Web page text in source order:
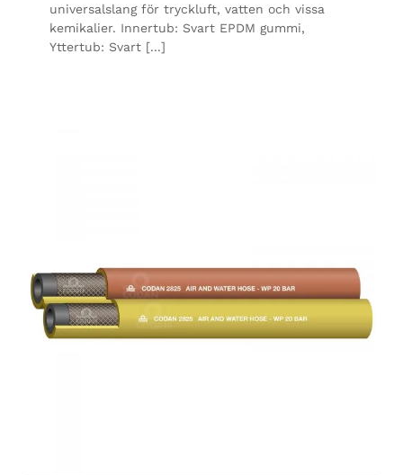
universalslang för tryckluft, vatten och vissa
kemikalier. Innertub: Svart EPDM gummi,
Yttertub: Svart [...]